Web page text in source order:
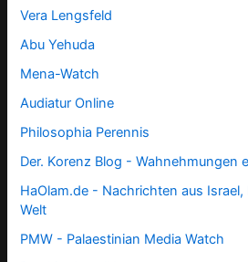
Vera Lengsfeld
Abu Yehuda
Mena-Watch
Audiatur Online
Philosophia Perennis
Der. Korenz Blog - Wahnehmungen
HaOlam.de - Nachrichten aus
Welt
PMW - Palaestinian Media Watch